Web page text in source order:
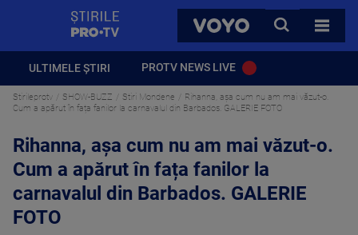
VOYO
CAUTA
TOATE
ULTIMELE ȘTIRI PROTV NEWS LIVE
Stirileprotv SHOW-BUZZ Stiri Mondene
Rihanna, aşa cum nu am mai văzut-o.
Cum a apărut în fața fanilor la carnavalul din Barbados. GALERIE FOTO
Rihanna, aşa cum nu am mai văzut-o.
Cum a apărut în fața fanilor la
carnavalul din Barbados. GALERIE
FOTO